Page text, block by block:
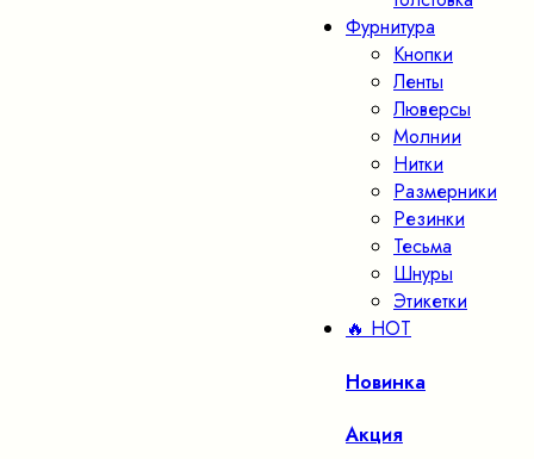
Фурнитура
Кнопки
Ленты
Люверсы
Молнии
Нитки
Размерники
Резинки
Тесьма
Шнуры
Этикетки
🔥 HOT
Новинка
Акция